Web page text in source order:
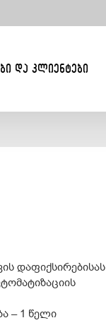
ᲓᲐ ᲙᲚᲘᲔᲜᲢᲔᲑᲘ
დაფიქსირებისას
– 1 წელი